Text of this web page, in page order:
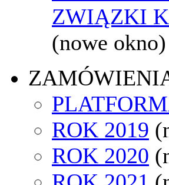
ZWIĄZKI
(nowe okno)
ROK 2019
ROK 2020